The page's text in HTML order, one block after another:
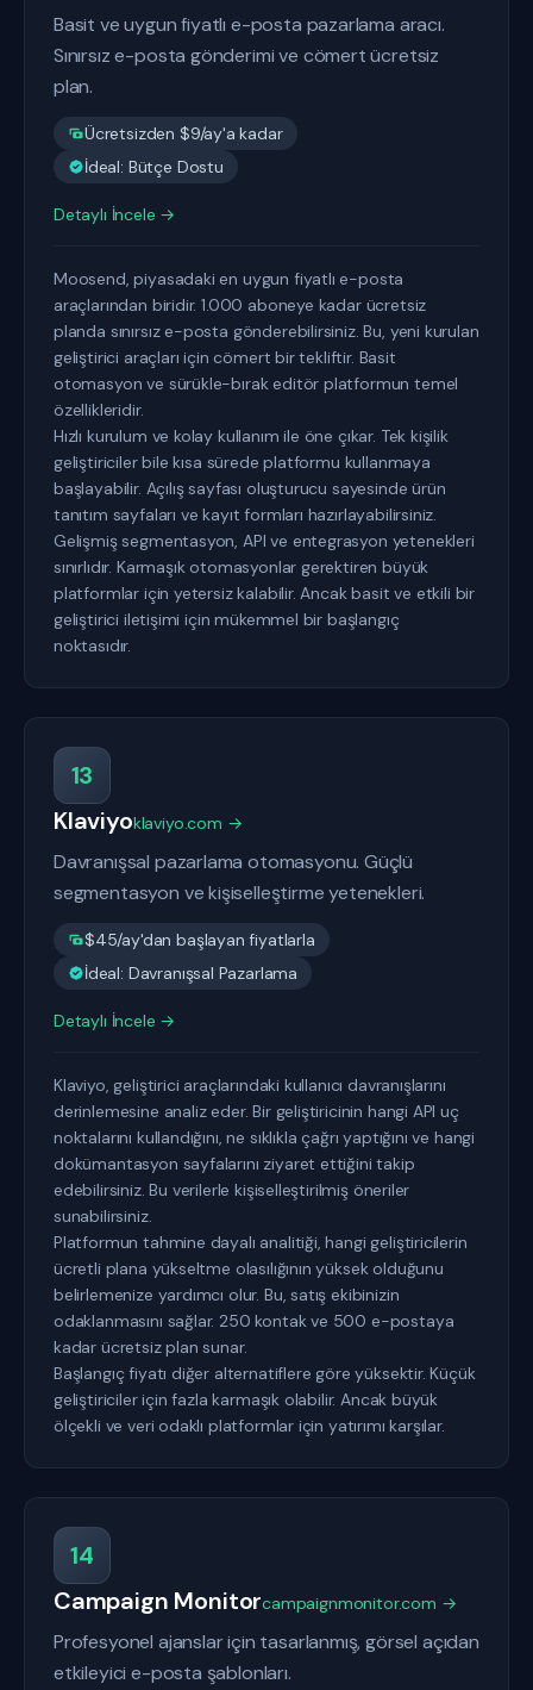
Basit ve uygun fiyatlı e-posta pazarlama aracı.
Sınırsız e-posta gönderimi ve cömert ücretsiz
plan.
Ücretsizden $9/ay'a kadar
İdeal: Bütçe Dostu
Detaylı İncele →
Moosend, piyasadaki en uygun fiyatlı e-posta
araçlarından biridir. 1.000 aboneye kadar ücretsiz
planda sınırsız e-posta gönderebilirsiniz. Bu, yeni kurulan
geliştirici araçları için cömert bir tekliftir. Basit
otomasyon ve sürükle-bırak editör platformun temel
özellikleridir.
Hızlı kurulum ve kolay kullanım ile öne çıkar. Tek kişilik
geliştiriciler bile kısa sürede platformu kullanmaya
başlayabilir. Açılış sayfası oluşturucu sayesinde ürün
tanıtım sayfaları ve kayıt formları hazırlayabilirsiniz.
Gelişmiş segmentasyon, API ve entegrasyon yetenekleri
sınırlıdır. Karmaşık otomasyonlar gerektiren büyük
platformlar için yetersiz kalabilir. Ancak basit ve etkili bir
geliştirici iletişimi için mükemmel bir başlangıç
noktasıdır.
13
Klaviyoklaviyo.com →
Davranışsal pazarlama otomasyonu. Güçlü
segmentasyon ve kişiselleştirme yetenekleri.
$45/ay'dan başlayan fiyatlarla
İdeal: Davranışsal Pazarlama
Detaylı İncele →
Klaviyo, geliştirici araçlarındaki kullanıcı davranışlarını
derinlemesine analiz eder. Bir geliştiricinin hangi API uç
noktalarını kullandığını, ne sıklıkla çağrı yaptığını ve hangi
dokümantasyon sayfalarını ziyaret ettiğini takip
edebilirsiniz. Bu verilerle kişiselleştirilmiş öneriler
sunabilirsiniz.
Platformun tahmine dayalı analitiği, hangi geliştiricilerin
ücretli plana yükseltme olasılığının yüksek olduğunu
belirlemenize yardımcı olur. Bu, satış ekibinizin
odaklanmasını sağlar. 250 kontak ve 500 e-postaya
kadar ücretsiz plan sunar.
Başlangıç fiyatı diğer alternatiflere göre yüksektir. Küçük
geliştiriciler için fazla karmaşık olabilir. Ancak büyük
ölçekli ve veri odaklı platformlar için yatırımı karşılar.
14
Campaign Monitorcampaignmonitor.com →
Profesyonel ajanslar için tasarlanmış, görsel açıdan
etkileyici e-posta şablonları.